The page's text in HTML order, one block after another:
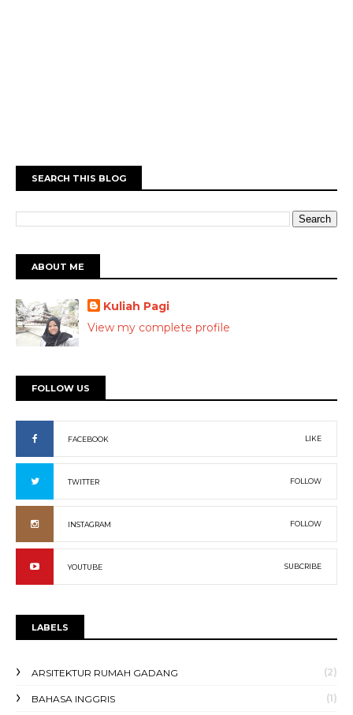
SEARCH THIS BLOG
ABOUT ME
Kuliah Pagi
View my complete profile
FOLLOW US
FACEBOOK LIKE
TWITTER FOLLOW
INSTAGRAM FOLLOW
YOUTUBE SUBCRIBE
LABELS
ARSITEKTUR RUMAH GADANG (2)
BAHASA INGGRIS (1)